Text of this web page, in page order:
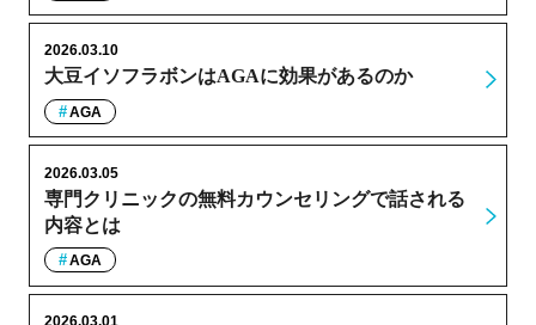
大豆イソフラボンはAGAに効果があるのか
2026.03.10
AGA
専門クリニックの無料カウンセリングで話される
内容とは
2026.03.05
AGA
2026.03.01